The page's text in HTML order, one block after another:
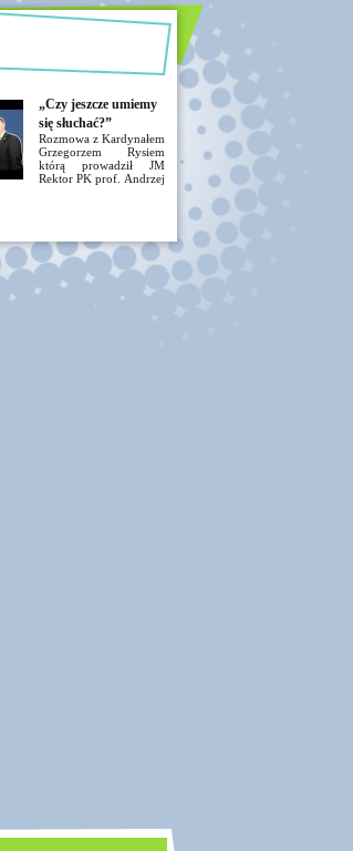
„Czy jeszcze umiemy
się słuchać?”
Rozmowa z Kardynałem
Grzegorzem Rysiem
którą prowadził JM
Rektor PK prof. Andrzej